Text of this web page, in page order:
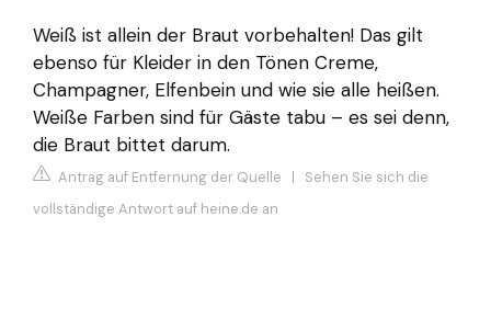
Weiß ist allein der Braut vorbehalten! Das gilt
ebenso für Kleider in den Tönen Creme,
Champagner, Elfenbein und wie sie alle heißen.
Weiße Farben sind für Gäste tabu – es sei denn,
die Braut bittet darum.
Antrag auf Entfernung der Quelle | Sehen Sie sich die
vollständige Antwort auf heine.de an